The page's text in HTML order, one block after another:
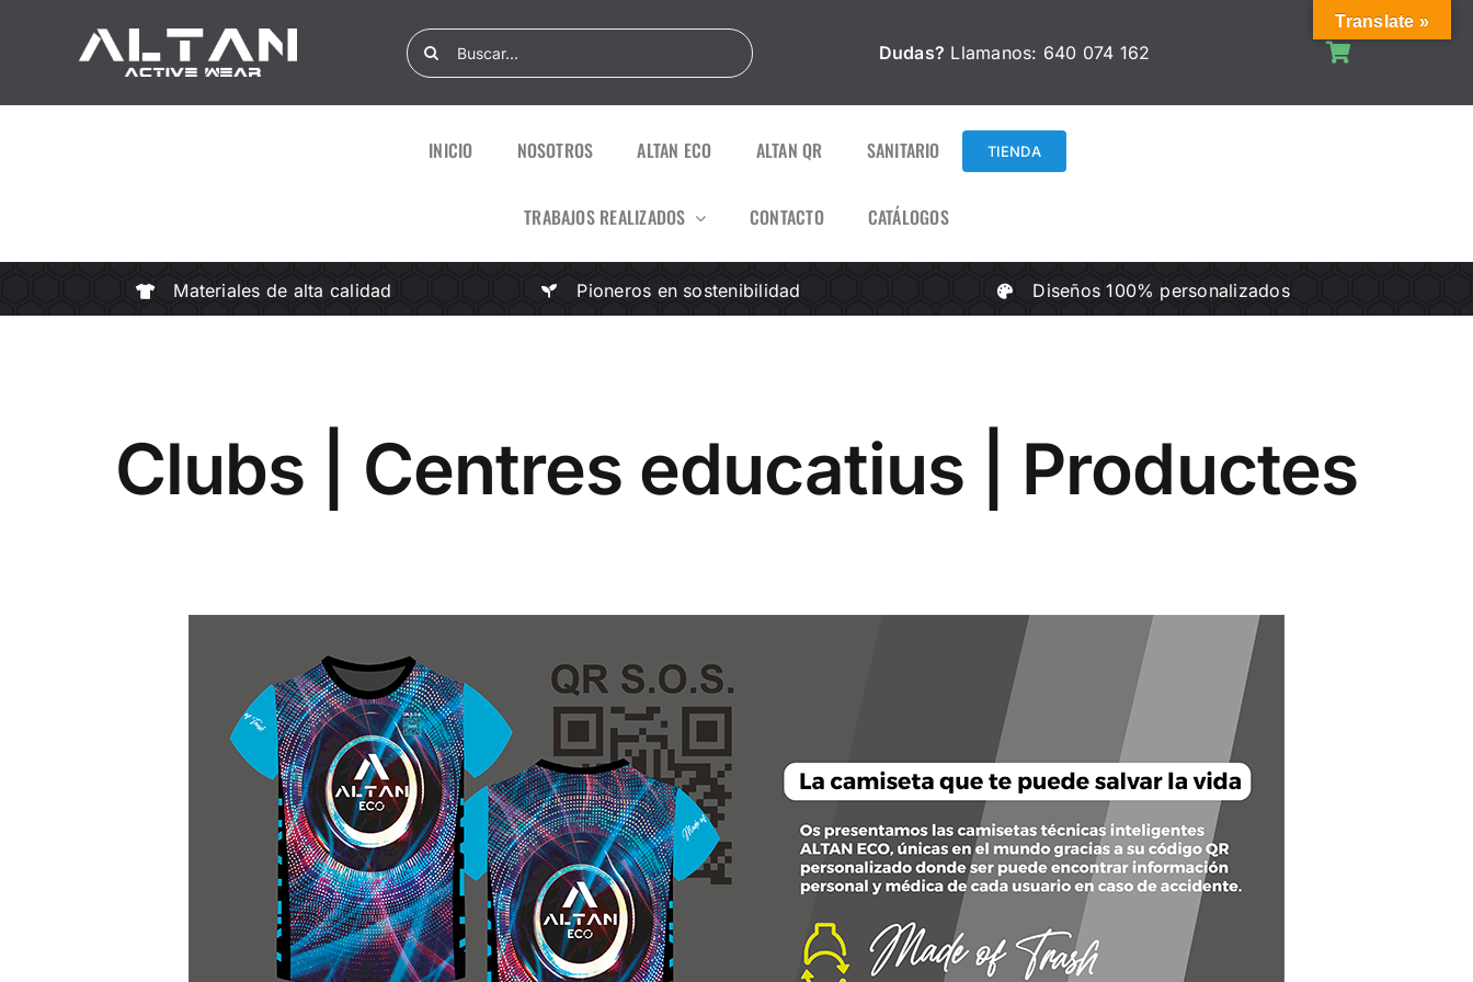
Search
for:
Dudas? Llamanos: 640 074 162
INICIO NOSOTROS ALTAN ECO ALTAN QR SANITARIO TIENDA
TRABAJOS REALIZADOS CONTACTO CATÁLOGOS
Materiales de alta calidad Pioneros en sostenibilidad Diseños 100% personalizados
Clubs | Centres educatius | Productes
Translate »